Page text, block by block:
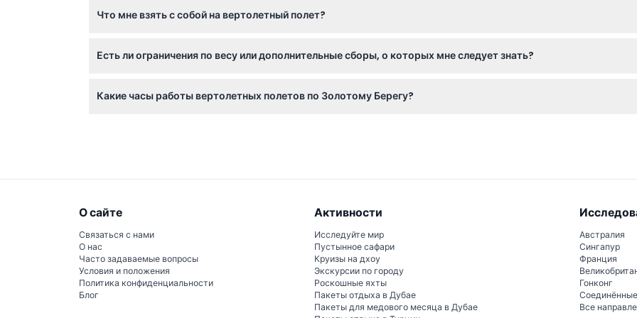
приведут к полной оплате. Возврат средств производится на исходный способ оплаты (с возможными
Что мне взять с собой на вертолетный полет?
подумайте о солнцезащитных очках, чтобы снизить блики в полете.
Есть ли ограничения по весу или дополнительные сборы, о которых мне следует знать?
комфортное место за половину стоимости тура для безопасности и баланса. Обязательно проверьте эти
Какие часы работы вертолетных полетов по Золотому Берегу?
О сайте
Связаться с нами
О нас
Часто задаваемые вопросы
Условия и положения
Политика конфиденциальности
Блог
Активности
Исследуйте мир
Пустынное сафари
Круизы на дхоу
Экскурсии по городу
Роскошные яхты
Пакеты отдыха в Дубае
Пакеты для медового месяца в Дубае
Австралия
Сингапур
Франция
Гонконг
Все